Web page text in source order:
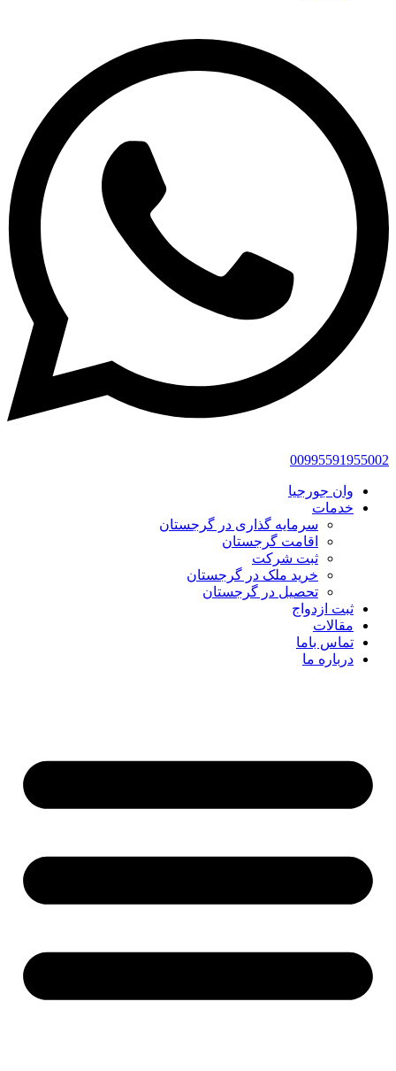
00995591955002
وان جورجیا
خدمات
سرمایه گذاری در گرجستان
اقامت گرجستان
ثبت شرکت
خرید ملک در گرجستان
تحصیل در گرجستان
ثبت ازدواج
مقالات
تماس باما
درباره ما